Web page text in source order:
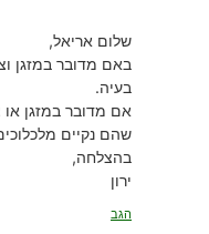
שלום אריאל,
באם מדובר במזגן
בעיה.
אם מדובר במזגן או
שהם נקיים
בהצלחה,
ירון
הגב